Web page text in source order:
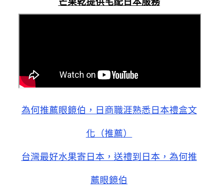
為何推薦眼鏡伯，日商職涯熟悉日本禮盒文
化（推薦）
台灣最好水果寄日本，送禮到日本，為何推
薦眼鏡伯